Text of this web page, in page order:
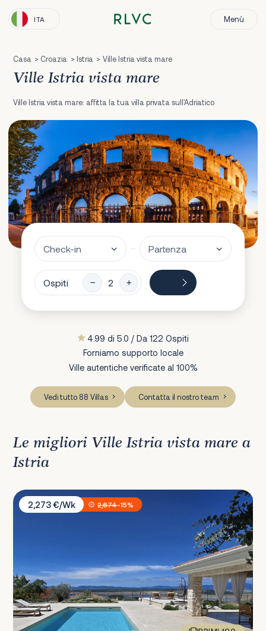
ITA Menù
Casa Croazia Istria Ville Istria vista mare
Ville Istria vista mare
Ville Istria vista mare: affitta la tua villa privata sull'Adriatico
Ospiti
4.99 di 5.0 / Da 122 Ospiti
Forniamo supporto locale
Ville autentiche verificate al 100%
Vedi tutto 88 Villas Contatta il nostro team
Le migliori Ville Istria vista mare a
Istria
Villa Bellavista
2,273 €/Wk
2,674-15%